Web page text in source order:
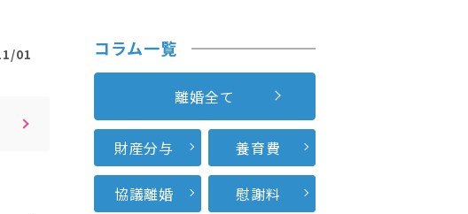
01 コラム一覧
離婚全て
財産分与 養育費
協議離婚 慰謝料